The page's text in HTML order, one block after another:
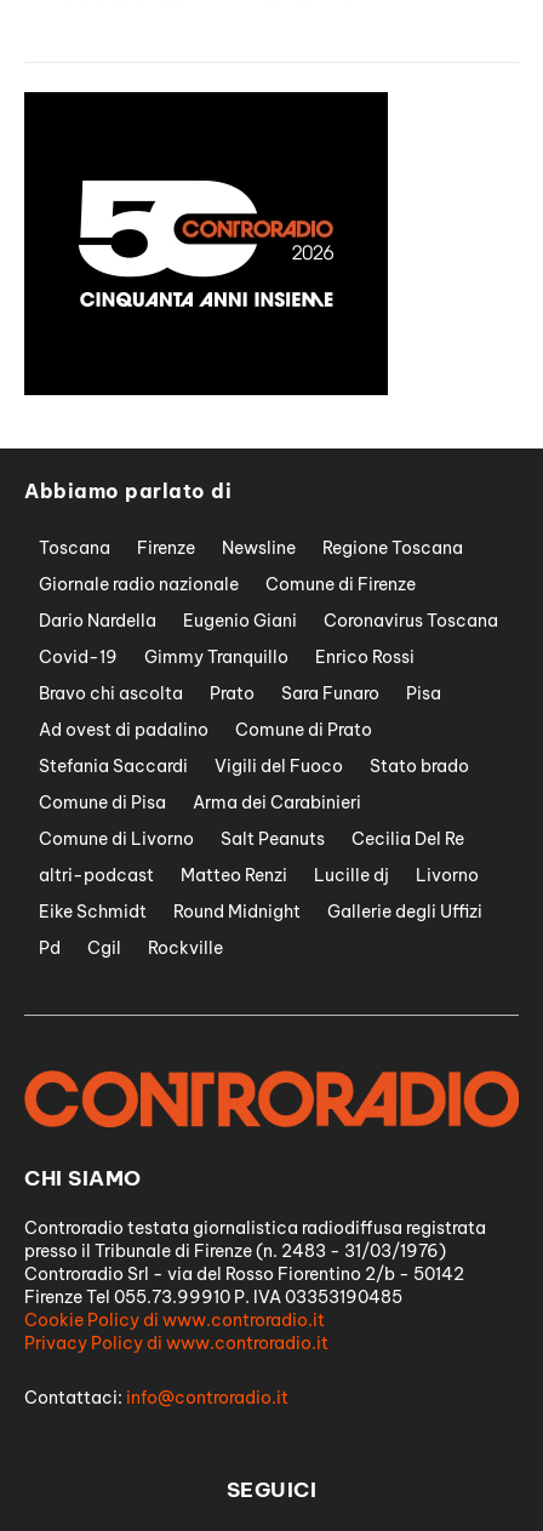
Abbiamo parlato di
Toscana Firenze Newsline
Regione Toscana
Giornale radio nazionale
Comune di Firenze
Dario Nardella
Eugenio Giani
Coronavirus Toscana
Covid-19
Gimmy Tranquillo
Enrico Rossi
Bravo chi ascolta
Prato Sara Funaro
Pisa
Ad ovest di padalino
Comune di Prato
Stefania Saccardi
Vigili del Fuoco
Stato brado
Comune di Pisa
Arma dei Carabinieri
Comune di Livorno
Salt Peanuts
Cecilia Del Re
altri-podcast
Matteo Renzi Lucille dj
Livorno
Eike Schmidt
Round Midnight
Gallerie degli Uffizi
Pd
Cgil Rockville
CHI SIAMO
Controradio testata giornalistica radiodiffusa registrata
presso il Tribunale di Firenze (n. 2483 - 31/03/1976)
Controradio Srl - via del Rosso Fiorentino 2/b - 50142
Firenze Tel 055.73.99910 P. IVA 03353190485
Cookie Policy di www.controradio.it
Privacy Policy di www.controradio.it
Contattaci: info@controradio.it
SEGUICI